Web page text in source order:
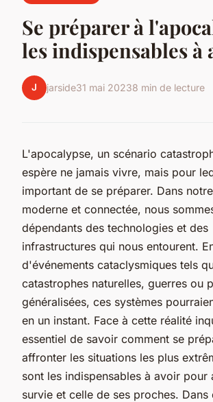
Se préparer à
les indispensables à
J jarside31 mai 20238 min de lecture
L'apocalypse, un scénario
espère ne jamais vivre, mais pour
important de se préparer. Dans
moderne et connectée, nous
dépendants des technologies et des
infrastructures qui nous entourent.
d'événements cataclysmiques tels
catastrophes naturelles, guerres ou
généralisées, ces systèmes
en un instant. Face à cette réalité
essentiel de savoir comment se
affronter les situations les plus
sont les indispensables à avoir pour
survie et celle de ses proches. Dans